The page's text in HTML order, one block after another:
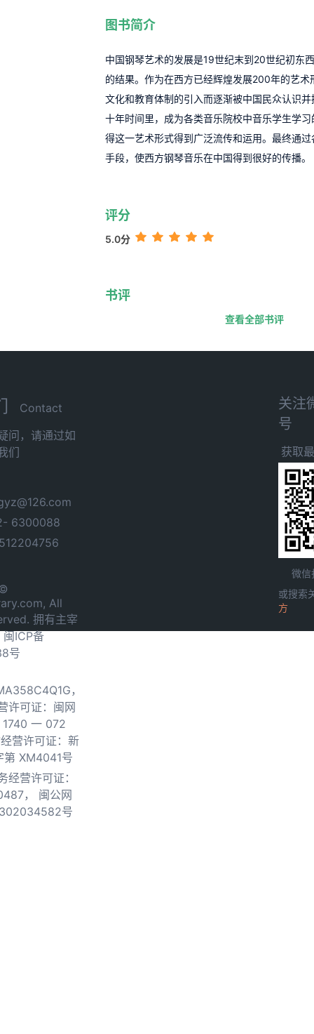
图书简介
中国钢琴艺术的发展是19世纪末到20世纪初东
的结果。作为在西方已经辉煌发展200年的艺术
文化和教育体制的引入而逐渐被中国民众认识
十年时间里，成为各类音乐院校中音乐学生学
得这一艺术形式得到广泛流传和运用。最终通
手段，使西方钢琴音乐在中国得到很好的传播。
评分
5.0分
书评
查看全部书评
Contact
问，请通过如
们
6300088
All
拥有主宰
闽ICP备
号
，
许可证：闽网
一 072
营许可证：新
第 XM4041号
经营许可证：
，
闽公网
号
关注
号
获取
微信
或搜索
方